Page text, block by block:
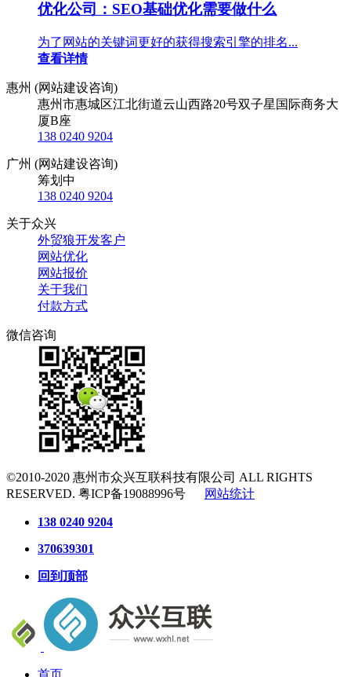
优化公司：SEO基础优化需要做什么
为了网站的关键词更好的获得搜索引擎的排名...
查看详情
惠州 (网站建设咨询)
惠州市惠城区江北街道云山西路20号双子星国际商务大
厦B座
138 0240 9204
广州 (网站建设咨询)
筹划中
138 0240 9204
关于众兴
外贸狼开发客户
网站优化
网站报价
关于我们
付款方式
微信咨询
©2010-2020 惠州市众兴互联科技有限公司 ALL RIGHTS
RESERVED. 粤ICP备19088996号 网站统计
138 0240 9204
370639301
回到顶部